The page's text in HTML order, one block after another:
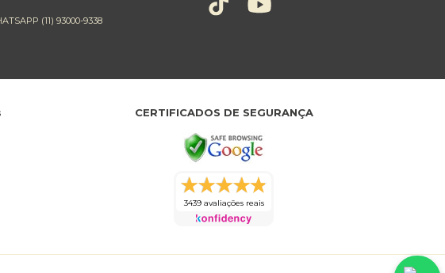
(11) 93000-9338
CERTIFICADOS DE SEGURANÇA
3439 avaliações reais